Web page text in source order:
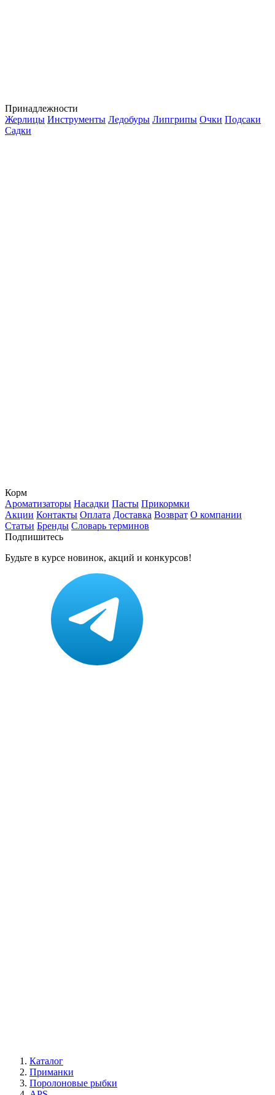
Принадлежности
Жерлицы Инструменты Ледобуры Липгрипы Очки Подсаки
Садки
Корм
Ароматизаторы Насадки Пасты Прикормки
Акции Контакты Оплата Доставка Возврат О компании
Статьи Бренды Словарь терминов
Подпишитесь
Будьте в курсе новинок, акций и конкурсов!
Каталог
Приманки
Поролоновые рыбки